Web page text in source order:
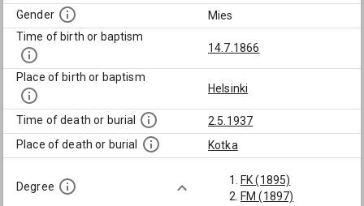
Gender
Mies
Time of birth or baptism
14.7.1866
Place of birth or baptism
Helsinki
Time of death or burial
2.5.1937
Place of death or burial
Kotka
Degree
FK (1895)
FM (1897)